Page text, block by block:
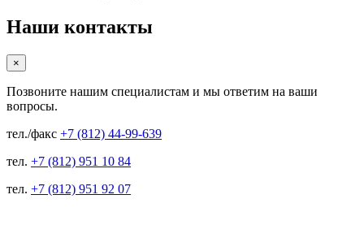
Наши контакты
×
Позвоните нашим специалистам и мы ответим на ваши
вопросы.
тел./факс +7 (812) 44-99-639
тел. +7 (812) 951 10 84
тел. +7 (812) 951 92 07